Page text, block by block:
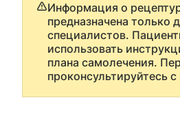
Информация о
предназначена только
специалистов.
использовать
плана самолечения.
проконсультируйтесь